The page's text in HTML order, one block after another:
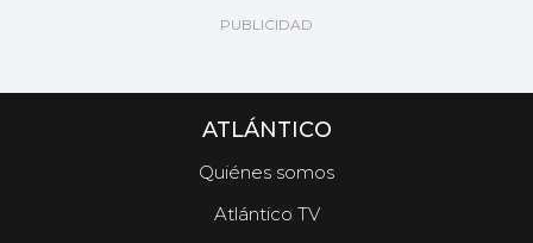
ATLÁNTICO
Quiénes somos
Atlántico TV